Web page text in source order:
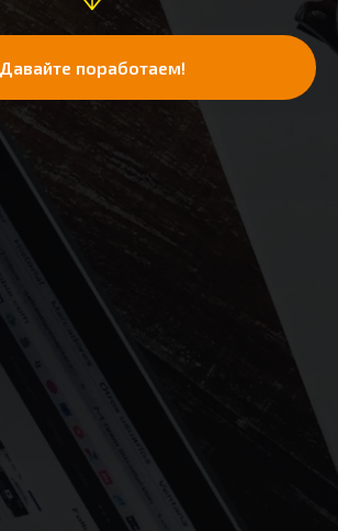
Давайте поработаем!